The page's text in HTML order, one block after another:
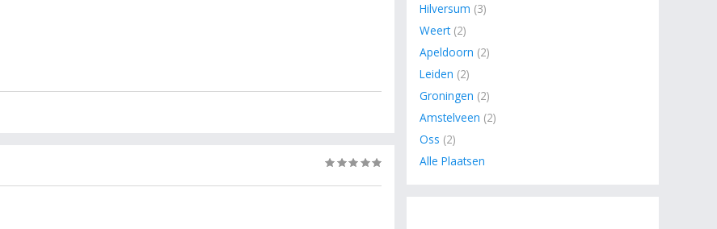
Hilversum (3)
Weert(2)
Apeldoorn (2)
Leiden (2)
Groningen (2)
Amstelveen (2)
Oss (2)
Alle Plaatsen